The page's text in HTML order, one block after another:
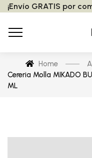
¡Envío GRATIS por
Home
Cereria Molla MIKADO
ML